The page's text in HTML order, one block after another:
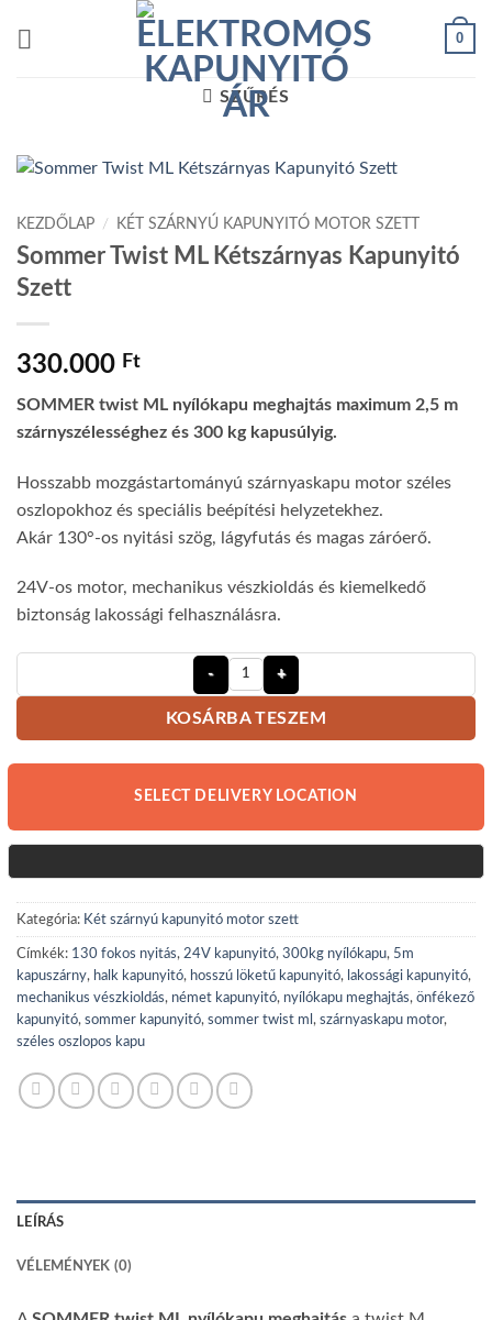
0
SZŰRÉS
KEZDŐLAP / KÉT SZÁRNYÚ KAPUNYITÓ MOTOR SZETT
Sommer Twist ML Kétszárnyas Kapunyitó
Szett
330.000 Ft
SOMMER twist ML nyílókapu meghajtás maximum 2,5 m
szárnyszélességhez és 300 kg kapusúlyig.
Hosszabb mozgástartományú szárnyaskapu motor széles
oszlopokhoz és speciális beépítési helyzetekhez.
Akár 130°-os nyitási szög, lágyfutás és magas záróerő.
24V-os motor, mechanikus vészkioldás és kiemelkedő
biztonság lakossági felhasználásra.
Sommer Twist ML Kétszárnyas
KOSÁRBA TESZEM
SELECT DELIVERY LOCATION
Kategória: Két szárnyú kapunyitó motor szett
Címkék: 130 fokos nyitás, 24V kapunyitó, 300kg nyílókapu, 5m
kapuszárny, halk kapunyitó, hosszú löketű kapunyitó, lakossági kapunyitó,
mechanikus vészkioldás, német kapunyitó, nyílókapu meghajtás, önfékező
kapunyitó, sommer kapunyitó, sommer twist ml , szárnyaskapu motor,
széles oszlopos kapu
LEÍRÁS
VÉLEMÉNYEK (0)